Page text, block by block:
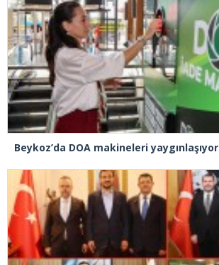
Beykoz’da DOA makineleri yaygınlaşıyor